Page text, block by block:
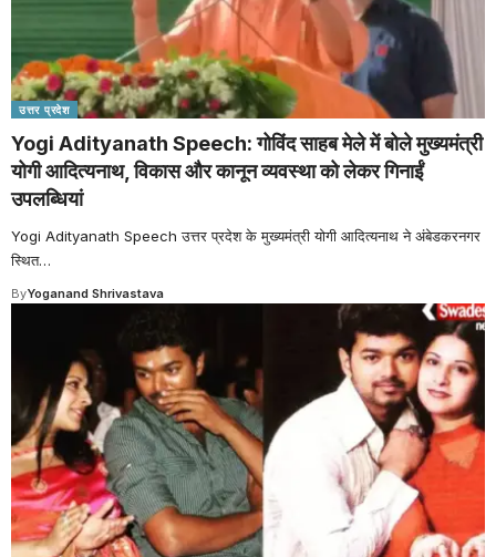
उत्तर प्रदेश
Yogi Adityanath Speech: गोविंद साहब मेले में बोले मुख्यमंत्री
योगी आदित्यनाथ, विकास और कानून व्यवस्था को लेकर गिनाईं
उपलब्धियां
Yogi Adityanath Speech उत्तर प्रदेश के मुख्यमंत्री योगी आदित्यनाथ ने अंबेडकरनगर
स्थित…
ByYoganand Shrivastava